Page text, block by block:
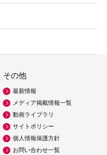
その他
最新情報
メディア掲載情報一覧
動画ライブラリ
サイトポリシー
個人情報保護方針
お問い合わせ一覧